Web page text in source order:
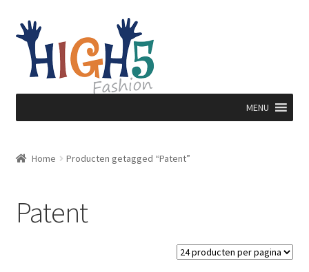
Ga
door
naar
navigatie
Ga
direct
naar
inhoud
MENU
Home Producten getagged “Patent”
Patent